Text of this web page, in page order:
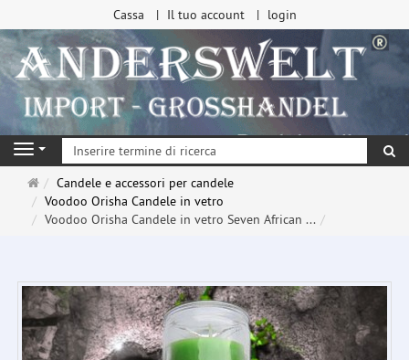
Cassa Il tuo account login
Navigation
Pagina
principale
Candele e accessori per candele
Voodoo Orisha Candele in vetro
Voodoo Orisha Candele in vetro Seven African ...